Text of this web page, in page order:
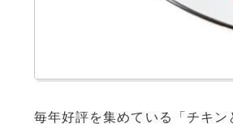
毎年好評を集めている「チキン